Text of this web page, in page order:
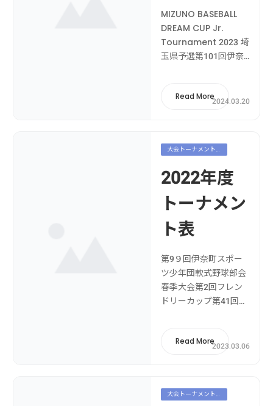
2024.03.20
MIZUNO BASEBALL
DREAM CUP Jr.
Tournament 2023 埼
玉県予選第101回伊奈
回フレンドリーカップ
予選桶川大会第39回川
島・吉見スポーツ少年
団交流大会第42回...
Read More
大会トーナメント
2023.03.06
2022年度
トーナメン
ト表
第9９回伊奈町スポー
ツ少年団軟式野球部会
春季大会第2回フレン
ドリーカップ第41回埼
南部ブロック予選和光
回川島・吉見スポーツ
Read More
大会トーナメント